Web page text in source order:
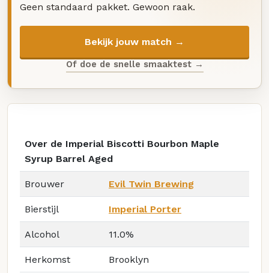
Geen standaard pakket. Gewoon raak.
Bekijk jouw match →
Of doe de snelle smaaktest →
Over de Imperial Biscotti Bourbon Maple
Syrup Barrel Aged
Brouwer Evil Twin Brewing
Bierstijl Imperial Porter
Alcohol 11.0%
Herkomst Brooklyn